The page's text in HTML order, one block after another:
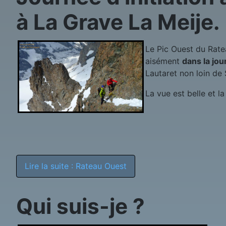
à La Grave La Meije.
Le Pic Ouest du
aisément dans la
Lautaret non loin de
La vue est belle et
Lire la suite : Rateau Ouest
Qui suis-je ?